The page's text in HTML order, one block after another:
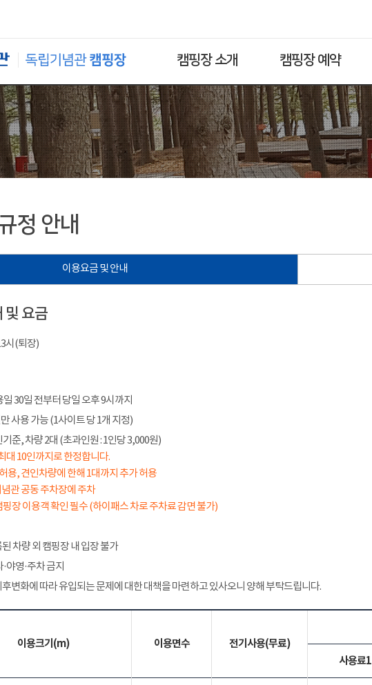
캠핑장 소개 캠핑장 예약
정 안내
이용요금 및 안내
및 요금
시(퇴장)
30일 전부터 당일 오후 9시까지
사용 가능 (1사이트 당 1개 지정)
준, 차량 2대 (초과인원 : 1인당 3,000원)
대 10인까지로 한정합니다.
용, 견인차량에 한해 1대까지 추가 허용
관 공동 주차장에 주차
장 이용객 확인 필수 (하이패스 차로 주차료 감면 불가)
차량 외 캠핑장 내 입장 불가
야영·주차 금지
변화에 따라 유입되는 문제에 대한 대책을 마련하고 있사오니 양해 부탁드립니다.
이용크기(m) 이용면수 전기사용(무료)
사용료1